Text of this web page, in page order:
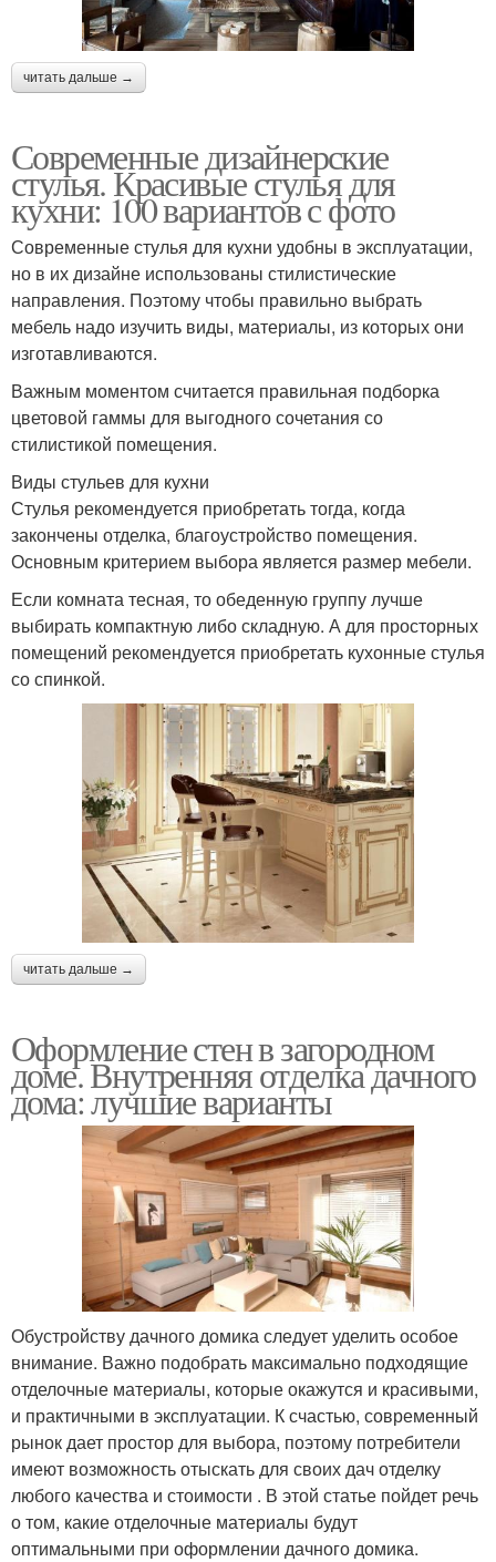
читать дальше →
Современные дизайнерские
стулья. Красивые стулья для
кухни: 100 вариантов с фото
Современные стулья для кухни удобны в эксплуатации,
но в их дизайне использованы стилистические
направления. Поэтому чтобы правильно выбрать
мебель надо изучить виды, материалы, из которых они
изготавливаются.
Важным моментом считается правильная подборка
цветовой гаммы для выгодного сочетания со
стилистикой помещения.
Виды стульев для кухни
Стулья рекомендуется приобретать тогда, когда
закончены отделка, благоустройство помещения.
Основным критерием выбора является размер мебели.
Если комната тесная, то обеденную группу лучше
выбирать компактную либо складную. А для просторных
помещений рекомендуется приобретать кухонные стулья
со спинкой.
читать дальше →
Оформление стен в загородном
доме. Внутренняя отделка дачного
дома: лучшие варианты
Обустройству дачного домика следует уделить особое
внимание. Важно подобрать максимально подходящие
отделочные материалы, которые окажутся и красивыми,
и практичными в эксплуатации. К счастью, современный
рынок дает простор для выбора, поэтому потребители
имеют возможность отыскать для своих дач отделку
любого качества и стоимости . В этой статье пойдет речь
о том, какие отделочные материалы будут
оптимальными при оформлении дачного домика.